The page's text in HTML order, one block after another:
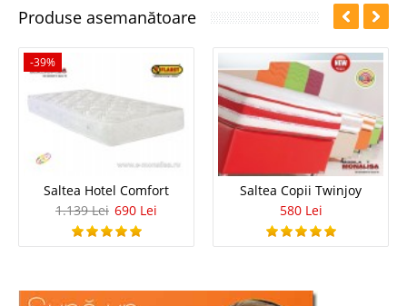
Produse asemanătoare
-39%
Saltea Hotel Comfort
1.139 Lei 690 Lei
Saltea Copii Twinjoy
580 Lei